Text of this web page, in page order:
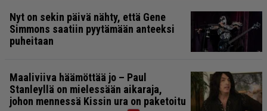
Nyt on sekin päivä nähty, että Gene
Simmons saatiin pyytämään anteeksi
puheitaan
Maaliviiva häämöttää jo – Paul
Stanleyllä on mielessään aikaraja,
johon mennessä Kissin ura on paketoitu